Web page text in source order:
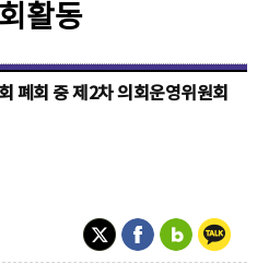
활동
폐회 중 제2차 의회운영위원회